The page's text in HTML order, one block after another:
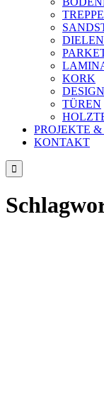
DIELEN
KORK
TÜREN
PROJEKTE &
KONTAKT
